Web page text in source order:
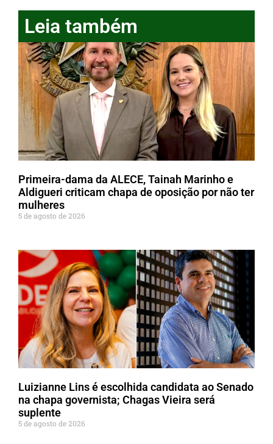
Leia também
Primeira-dama da ALECE, Tainah Marinho e
Aldigueri criticam chapa de oposição por não ter
mulheres
5 de agosto de 2026
Luizianne Lins é escolhida candidata ao Senado
na chapa governista; Chagas Vieira será
suplente
5 de agosto de 2026